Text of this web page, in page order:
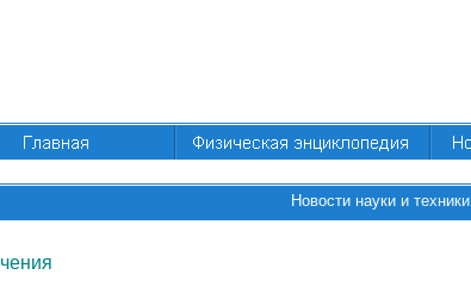
Новости науки и техники